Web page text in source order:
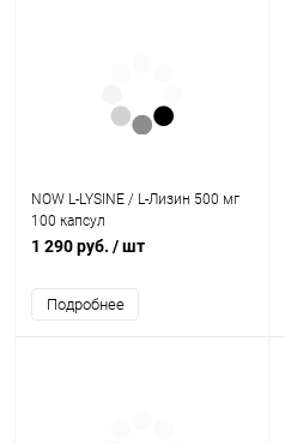
NOW L-LYSINE / L-Лизин 500 мг
100 капсул
1 290 руб. / шт
Подробнее